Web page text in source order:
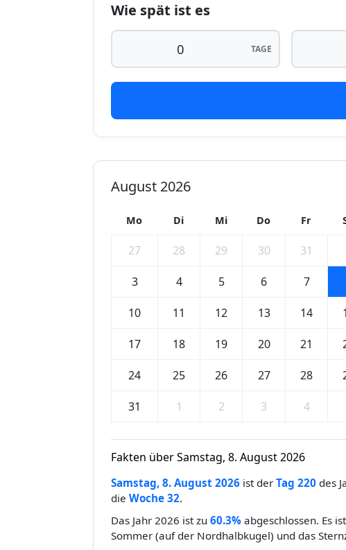
Wie spät ist es
TAGE
August 2026
Mo Di Mi Do Fr
27 28 29 30 31
3 4 5 6 7
10 11 12 13 14
17 18 19 20 21
24 25 26 27 28
31 1 2 3 4
Fakten über Samstag, 8. August 2026
Samstag, 8. August 2026 ist der Tag 220 des
die Woche 32.
Das Jahr 2026 ist zu 60.3% abgeschlossen. Es
Sommer (auf der Nordhalbkugel) und das